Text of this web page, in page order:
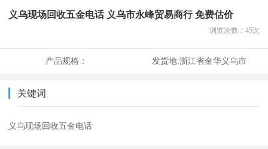
义乌现场回收五金电话 义乌市永峰贸易商行 免费估价
浏览次数： 45次
产品规格： 发货地:浙江省金华义乌市
关键词
义乌现场回收五金电话